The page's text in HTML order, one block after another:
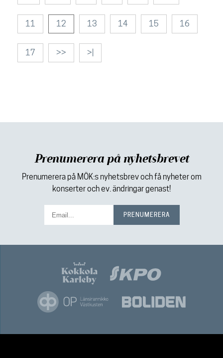
11 12 13 14 15 16
17 >> >|
Prenumerera på nyhetsbrevet
Prenumerera på MÖK:s nyhetsbrev och få nyheter om
konserter och ev. ändringar genast!